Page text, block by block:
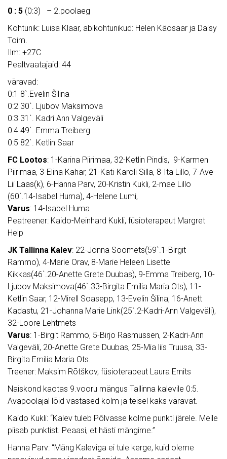
0 : 5 (0:3) – 2.poolaeg
Kohtunik: Luisa Klaar, abikohtunikud: Helen Käosaar ja Daisy
Toim.
Ilm: +27C
Pealtvaatajaid: 44
väravad:
0:1 8`.Evelin Šilina
0:2 30`. Ljubov Maksimova
0:3 31`. Kadri Ann Valgeväli
0:4 49`. Emma Treiberg
0:5 82`. Ketlin Saar
FC Lootos: 1-Karina Piirimaa, 32-Ketlin Pindis, 9-Karmen
Piirimaa, 3-Elina Kahar, 21-Kati-Karoli Silla, 8-Ita Lillo, 7-Ave-
Lii Laas(k), 6-Hanna Parv, 20-Kristin Kukli, 2-mae Lillo
(60`.14-Isabel Huma), 4-Helene Lumi,
Varus: 14-Isabel Huma
Peatreener: Kaido-Meinhard Kukli, füsioterapeut Margret
Help
JK Tallinna Kalev: 22-Jonna Soomets(59`.1-Birgit
Rammo), 4-Marie Orav, 8-Marie Heleen Lisette
Kikkas(46`.20-Anette Grete Duubas), 9-Emma Treiberg, 10-
Ljubov Maksimova(46`.33-Birgita Emilia Maria Ots), 11-
Ketlin Saar, 12-Mirell Soasepp, 13-Evelin Šilina, 16-Anett
Kadastu, 21-Johanna Marie Link(25`.2-Kadri-Ann Valgeväli),
32-Loore Lehtmets
Varus: 1-Birgit Rammo, 5-Birjo Rasmussen, 2-Kadri-Ann
Valgeväli, 20-Anette Grete Duubas, 25-Mia liis Truusa, 33-
Birgita Emilia Maria Ots.
Treener: Maksim Rõtškov, füsioterapeut Laura Ernits
Naiskond kaotas 9.vooru mängus Tallinna kalevile 0:5.
Avapoolajal lõid vastased kolm ja teisel kaks väravat.
Kaido Kukli: “Kalev tuleb Põlvasse kolme punkti järele. Meile
piisab punktist. Peaasi, et hästi mängime.”
Hanna Parv: “Mäng Kaleviga ei tule kerge, kuid oleme